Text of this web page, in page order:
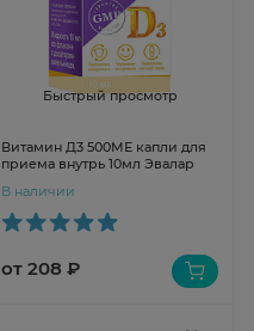
Быстрый просмотр
Витамин Д3 500МЕ капли для
приема внутрь 10мл Эвалар
В наличии
от 208 ₽